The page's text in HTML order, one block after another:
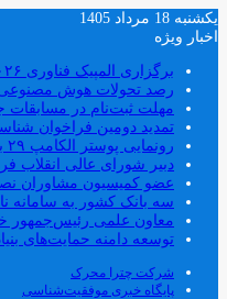
یکشنبه 18 مرداد 1405
اخبار ویژه
برگزاری المپیک فناوری ۲۰۲۶ مهرماه ۱۴۰۵ در پارک فناوری پردیس
رصد تحولات هوش مصنوعی
مهلت ثبت‌نام در مسابقات جهانی
تمدید دومین فراخوان
رونمایی پوستر الکامپ ۲۹ با تمرکز بر هوش مصنوعی و امنیت دیجیتال
دبیر شورای عالی انقلاب
عضو کمیسیون مشاوران
سه بانک کشور به سامانه
معاون علمی رئیس‌جمهور خبر داد:
توسعه دامنه حمایت‌های
شرکت چترا محرک
پایگاه خبری موفقیت‌شناسی